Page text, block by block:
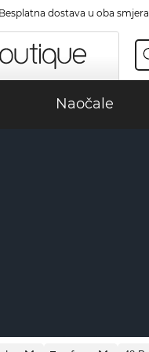
Besplatna dostava u oba smjera
Naočale